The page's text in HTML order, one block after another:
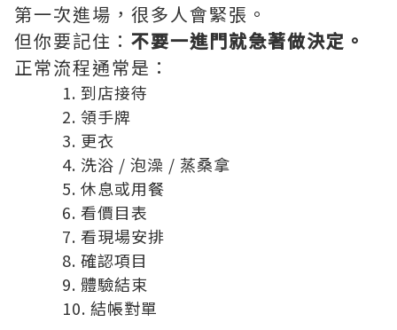
第一次進場，很多人會緊張。
但你要記住： 不要一進門就急著做決定。
正常流程通常是：
到店接待
領手牌
更衣
洗浴 / 泡澡 / 蒸桑拿
休息或用餐
看價目表
看現場安排
確認項目
體驗結束
結帳對單